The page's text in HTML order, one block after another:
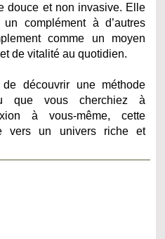
douce et non invasive. Elle
complément à d’autres
comme un moyen
de vitalité au quotidien.
découvrir une méthode
que vous cherchiez à
à vous-même, cette
vers un univers riche et